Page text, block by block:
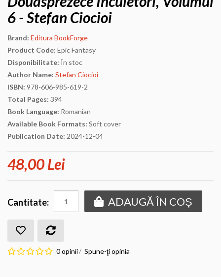
6 - Stefan Ciocioi
Brand: Editura BookForge
Product Code: Epic Fantasy
Disponibilitate: În stoc
Author Name: Stefan Ciocioi
ISBN: 978-606-985-619-2
Total Pages: 394
Book Language: Romanian
Available Book Formats: Soft cover
Publication Date: 2024-12-04
48,00 Lei
Cantitate: ADAUGĂ ÎN COȘ
0 opinii/ Spune-ţi opinia